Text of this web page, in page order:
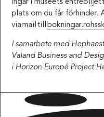
ingår i museets
plats om du får förhinder.
via mail till
I samarbete med
Valand Business and
i Horizon Europé Project